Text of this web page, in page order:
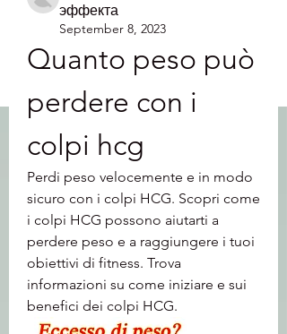
эффекта
September 8, 2023
Quanto peso può
perdere con i
colpi hcg
Perdi peso velocemente e in modo
sicuro con i colpi HCG. Scopri come
i colpi HCG possono aiutarti a
perdere peso e a raggiungere i tuoi
obiettivi di fitness. Trova
informazioni su come iniziare e sui
benefici dei colpi HCG.